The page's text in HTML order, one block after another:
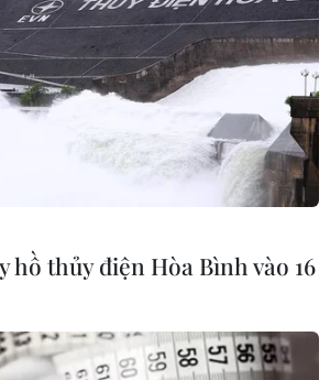
hồ thủy điện Hòa Bình vào 16